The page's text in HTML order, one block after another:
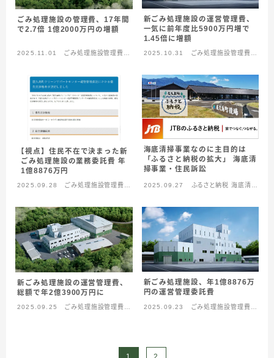
ごみ処理施設の管理費、17年間
で2.7倍 1億2000万円の増額
2025.11.01
ごみ処理施設管理費問
新ごみ処理施設の運営管理費、
一気に前年度比5900万円増で
1.45倍に増額
2025.10.31
ごみ処理施設管理費問
【視点】住民不在で決まった新
ごみ処理施設の業務委託費 年
1億8876万円
2025.09.28
ごみ処理施設管理費問
海底清掃事業なのに主目的は
「ふるさと納税の拡大」 海底清
掃事業・住民訴訟
2025.09.27
ふるさと納税 海底清掃
新ごみ処理施設の運営管理費、
総額で年2億3900万円に
2025.09.25
ごみ処理施設管理費問
新ごみ処理施設、年1億8876万
円の運営管理委託費
2025.09.23
ごみ処理施設管理費問